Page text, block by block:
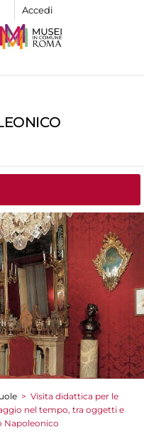
Accedi
> Visita didattica per le
nel tempo, tra oggetti e
Napoleonico